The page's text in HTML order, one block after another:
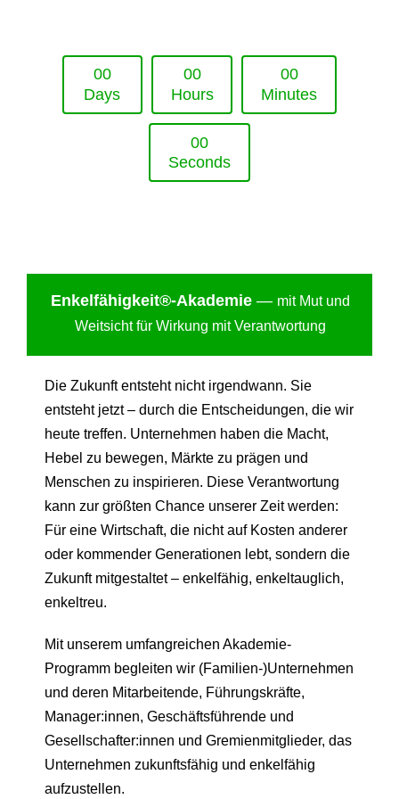
00
Days
00
Hours
00
Minutes
00
Seconds
Enkelfähigkeit®-Akademie — mit Mut und
Weitsicht für Wirkung mit Verantwortung
Die Zukunft entsteht nicht irgendwann. Sie
entsteht jetzt – durch die Entscheidungen, die wir
heute treffen. Unternehmen haben die Macht,
Hebel zu bewegen, Märkte zu prägen und
Menschen zu inspirieren. Diese Verantwortung
kann zur größten Chance unserer Zeit werden:
Für eine Wirtschaft, die nicht auf Kosten anderer
oder kommender Generationen lebt, sondern die
Zukunft mitgestaltet – enkelfähig, enkeltauglich,
enkeltreu.
Mit unserem umfangreichen Akademie-
Programm begleiten wir (Familien-)Unternehmen
und deren Mitarbeitende, Führungskräfte,
Manager:innen, Geschäftsführende und
Gesellschafter:innen und Gremienmitglieder, das
Unternehmen zukunftsfähig und enkelfähig
aufzustellen.